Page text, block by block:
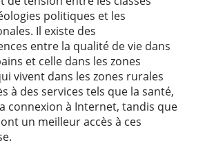
politiques et les
Il existe des
entre la qualité de vie dans
et celle dans les zones
vivent dans les zones rurales
à des services tels que la santé,
connexion à Internet, tandis que
un meilleur accès à ces